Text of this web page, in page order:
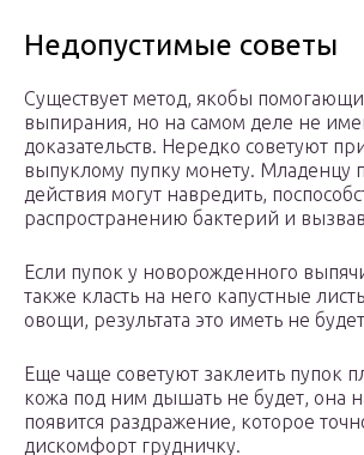
Недопустимые советы
Существует метод, якобы
выпирания, но на самом деле не
доказательств. Нередко советуют
выпуклому пупку монету. Младенцу
действия могут навредить,
распространению бактерий и
Если пупок у новорожденного
также класть на него капустные
овощи, результата это иметь не
Еще чаще советуют заклеить пупок
кожа под ним дышать не будет, она
появится раздражение, которое
дискомфорт грудничку.